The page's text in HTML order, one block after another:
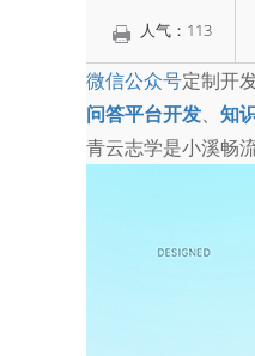
人气： 113
微信公众号定制开
问答平台开发、 知
青云志学是小溪畅